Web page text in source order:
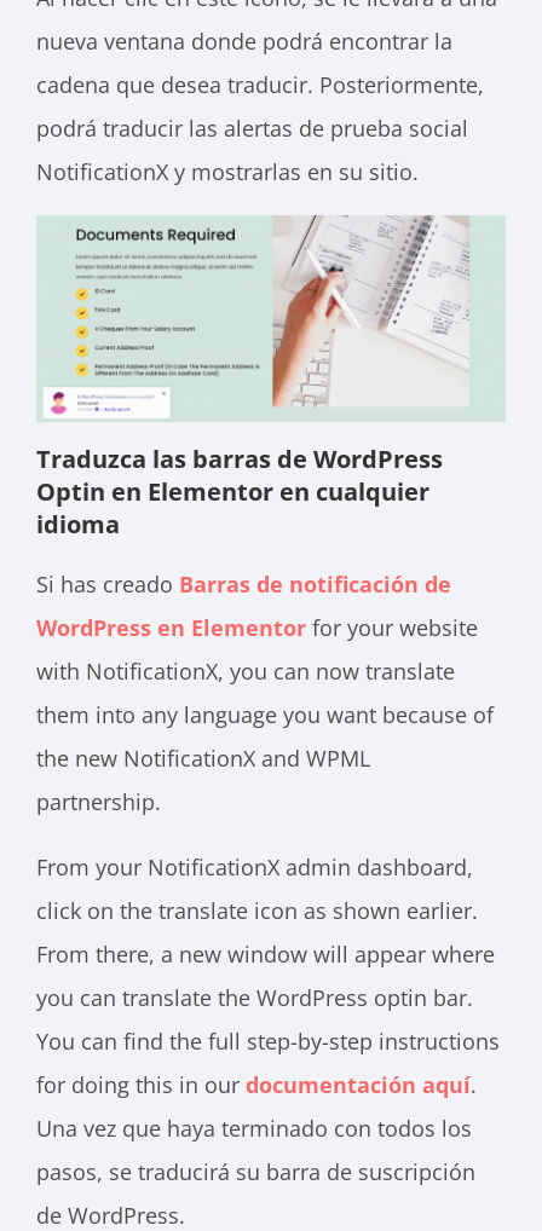
nueva ventana donde podrá encontrar la
cadena que desea traducir. Posteriormente,
podrá traducir las alertas de prueba social
NotificationX y mostrarlas en su sitio.
Traduzca las barras de WordPress
Optin en Elementor en cualquier
idioma
Si has creado Barras de notificación de
WordPress en Elementor for your website
with NotificationX, you can now translate
them into any language you want because of
the new NotificationX and WPML
partnership.
From your NotificationX admin dashboard,
click on the translate icon as shown earlier.
From there, a new window will appear where
you can translate the WordPress optin bar.
You can find the full step-by-step instructions
for doing this in our documentación aquí.
Una vez que haya terminado con todos los
pasos, se traducirá su barra de suscripción
de WordPress.